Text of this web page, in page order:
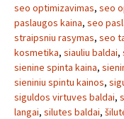
seo optimizavimas, seo
paslaugos kaina, seo
straipsniu rasymas, seo
kosmetika, siauliu baldai,
sienine spinta kaina,
sieniniu spintu kainos,
siguldos virtuves baldai,
langai, silutes baldai,